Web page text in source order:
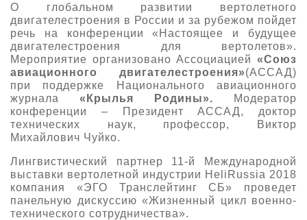
О глобальном развитии вертолетного
двигателестроения в России и за рубежом пойдет
речь на конференции «Настоящее и будущее
двигателестроения для вертолетов».
Мероприятие организовано Ассоциацией «Союз
авиационного двигателестроения»(АССАД)
при поддержке Национального авиационного
журнала «Крылья Родины». Модератор
конференции – Президент АССАД, доктор
технических наук, профессор, Виктор
Михайлович Чуйко.
Лингвистический партнер 11-й Международной
выставки вертолетной индустрии HeliRussia 2018
компания «ЭГО Транслейтинг СБ» проведет
панельную дискуссию «Жизненный цикл военно-
технического сотрудничества».